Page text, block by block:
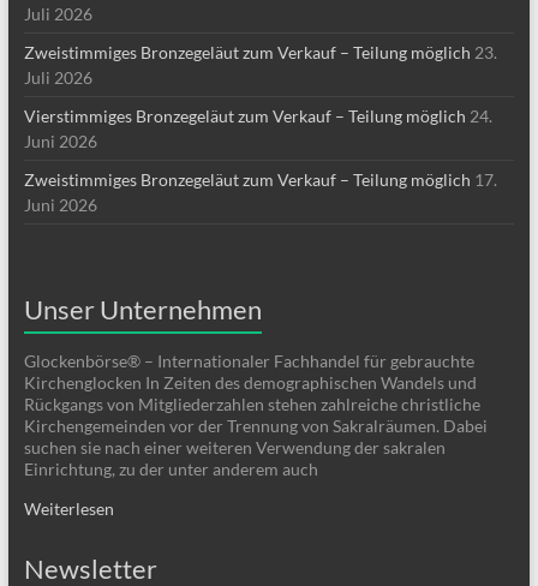
Juli 2026
Zweistimmiges Bronzegeläut zum Verkauf – Teilung möglich 23.
Juli 2026
Vierstimmiges Bronzegeläut zum Verkauf – Teilung möglich 24.
Juni 2026
Zweistimmiges Bronzegeläut zum Verkauf – Teilung möglich 17.
Juni 2026
Unser Unternehmen
Glockenbörse® – Internationaler Fachhandel für gebrauchte
Kirchenglocken In Zeiten des demographischen Wandels und
Rückgangs von Mitgliederzahlen stehen zahlreiche christliche
Kirchengemeinden vor der Trennung von Sakralräumen. Dabei
suchen sie nach einer weiteren Verwendung der sakralen
Einrichtung, zu der unter anderem auch
Weiterlesen
Newsletter